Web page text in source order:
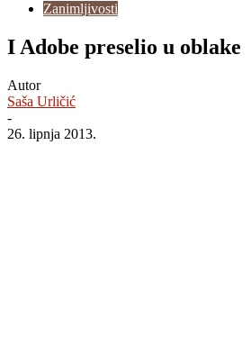
Zanimljivosti
I Adobe preselio u oblake
Autor
Saša Urličić
-
26. lipnja 2013.